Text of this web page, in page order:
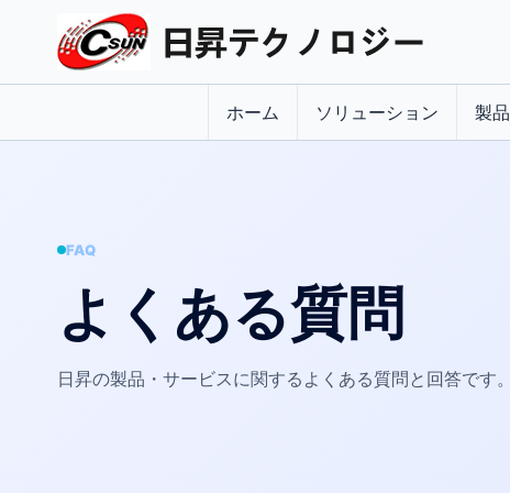
ホーム ソリューション 製品
FAQ
よくある質問
日昇の製品・サービスに関するよくある質問と回答です。